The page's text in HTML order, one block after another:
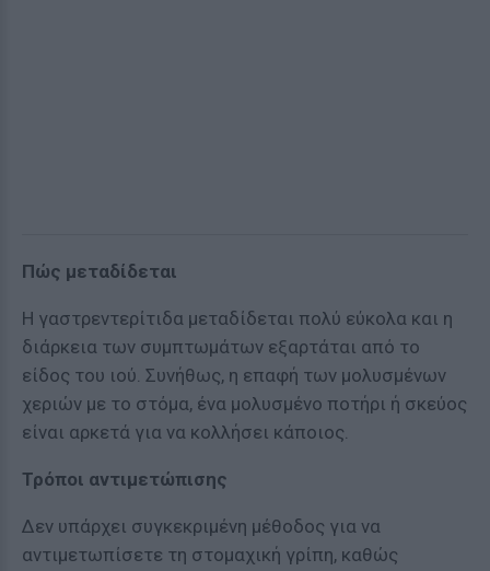
Πώς μεταδίδεται
Η γαστρεντερίτιδα μεταδίδεται πολύ εύκολα και η
διάρκεια των συμπτωμάτων εξαρτάται από το
είδος του ιού. Συνήθως, η επαφή των μολυσμένων
χεριών με το στόμα, ένα μολυσμένο ποτήρι ή σκεύος
είναι αρκετά για να κολλήσει κάποιος.
Τρόποι αντιμετώπισης
Δεν υπάρχει συγκεκριμένη μέθοδος για να
αντιμετωπίσετε τη στομαχική γρίπη, καθώς